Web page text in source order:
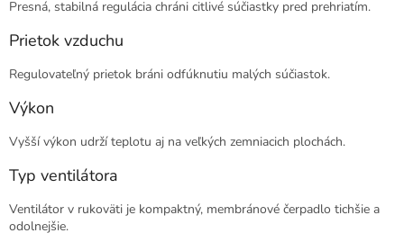
Presná, stabilná regulácia chráni citlivé súčiastky pred prehriatím.
Prietok vzduchu
Regulovateľný prietok bráni odfúknutiu malých súčiastok.
Výkon
Vyšší výkon udrží teplotu aj na veľkých zemniacich plochách.
Typ ventilátora
Ventilátor v rukoväti je kompaktný, membránové čerpadlo tichšie a
odolnejšie.